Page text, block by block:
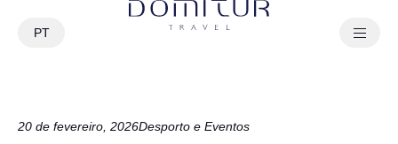
PT
20 de fevereiro, 2026Desporto e Eventos